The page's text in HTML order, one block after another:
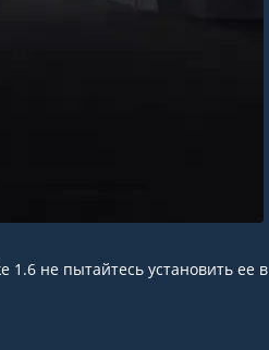
1.6 не пытайтесь установить ее в